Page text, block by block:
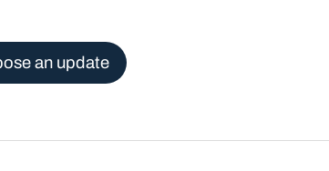
an update